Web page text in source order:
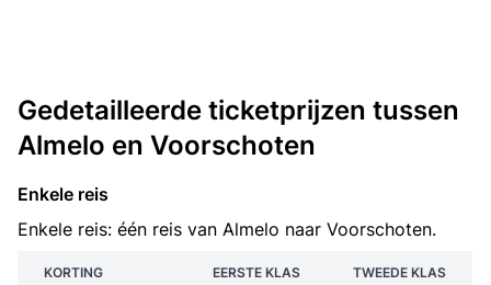
Gedetailleerde ticketprijzen tussen
Almelo en Voorschoten
Enkele reis
Enkele reis: één reis van Almelo naar Voorschoten.
KORTING EERSTE KLAS TWEEDE KLAS